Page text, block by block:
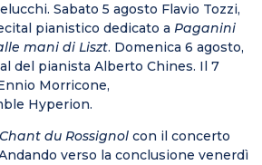
Sabato 5 agosto Flavio Tozzi,
pianistico dedicato a Paganini
mani di Liszt. Domenica 6 agosto,
del pianista Alberto Chines. Il 7
Morricone,
Hyperion.
du Rossignol con il concerto
verso la conclusione venerdì